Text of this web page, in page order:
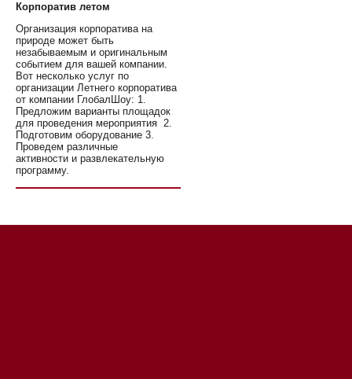
Корпоратив летом
Организация корпоратива на
природе может быть
незабываемым и оригинальным
событием для вашей компании.
Вот несколько услуг по
организации Летнего корпоратива
от компании ГлобалШоу: 1.
Предложим варианты площадок
для проведения мероприятия 2.
Подготовим оборудование 3.
Проведем различные
активности и развлекательную
программу.